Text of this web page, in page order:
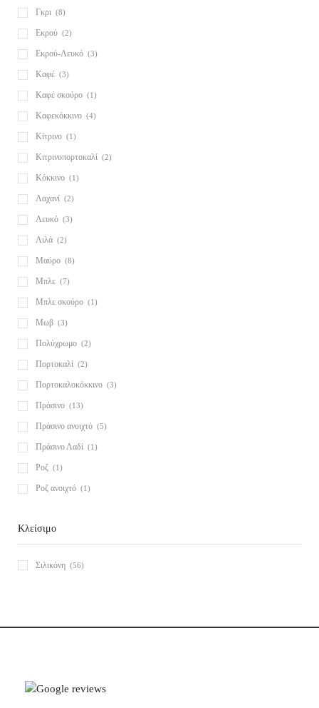
Γκρι (8)
Εκρού (2)
Εκρού-Λευκό (3)
Καφέ (3)
Καφέ σκούρο (1)
Καφεκόκκινο (4)
Κίτρινο (1)
Κιτρινοπορτοκαλί (2)
Κόκκινο (1)
Λαχανί (2)
Λευκό (3)
Λιλά (2)
Μαύρο (8)
Μπλε (7)
Μπλε σκούρο (1)
Μωβ (3)
Πολύχρωμο (2)
Πορτοκαλί (2)
Πορτοκαλοκόκκινο (3)
Πράσινο (13)
Πράσινο ανοιχτό (5)
Πράσινο Λαδί (1)
Ροζ (1)
Ροζ ανοιχτό (1)
Κλείσιμο
Σιλικόνη (56)